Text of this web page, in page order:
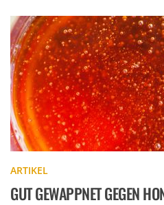
ARTIKEL
GUT GEWAPPNET GEGEN